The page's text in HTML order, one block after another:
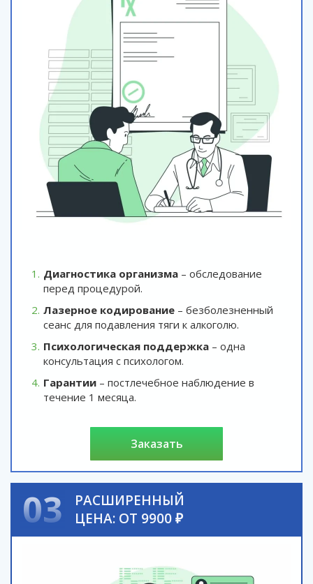
Диагностика организма – обследование
перед процедурой.
Лазерное кодирование – безболезненный
сеанс для подавления тяги к алкоголю.
Психологическая поддержка – одна
консультация с психологом.
Гарантии – постлечебное наблюдение в
течение 1 месяца.
заказать
03
РАСШИРЕННЫЙ
ЦЕНА: ОТ 9900 ₽